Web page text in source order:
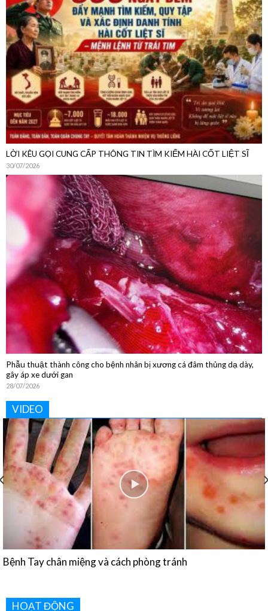
LỜI KÊU GỌI CUNG CẤP THÔNG TIN TÌM KIẾM HÀI CỐT LIỆT SĨ
30/07/2026
Phẫu thuật thành công cho bệnh nhân bị xương cá đâm thủng dạ dày,
gây áp xe dưới gan
28/07/2026
VIDEO
Khoa Vật lý trị liệu và Phục hồi chức năng: “Phục hồi tận
tâm – Nâng tầm cuộc sống”
HOẠT ĐỘNG